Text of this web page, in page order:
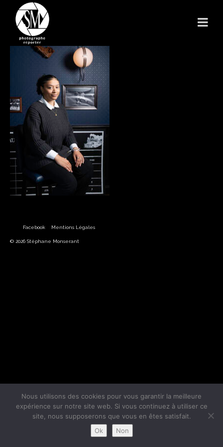
Facebook Mentions Légales
© 2026 Stéphane Monserant
Nous utilisons des cookies pour vous garantir la meilleure
expérience sur notre site web. Si vous continuez à utiliser ce
site, nous supposerons que vous en êtes satisfait.
Ok
Non